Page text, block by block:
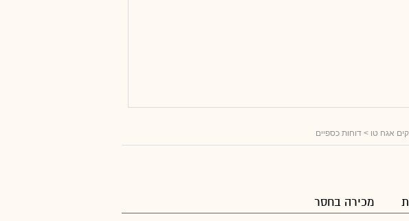
אגח טו > דוחות כספיים
מכירה בחסר